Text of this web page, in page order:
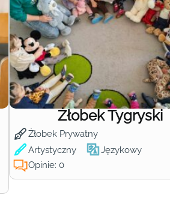
Żłobek Tygryski
Żłobek Prywatny
Artystyczny Językowy
Opinie: 0